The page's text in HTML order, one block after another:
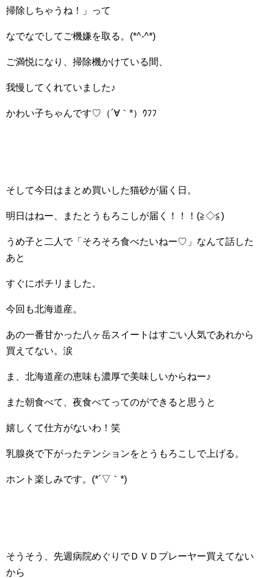
掃除しちゃうね！」って
なでなでしてご機嫌を取る。(*^-^*)
ご満悦になり、掃除機かけている間、
我慢してくれていました♪
かわい子ちゃんです♡（´∀｀*）ｳﾌﾌ
そして今日はまとめ買いした猫砂が届く日。
明日はねー、またとうもろこしが届く！！！(≧◇≦)
うめ子と二人で「そろそろ食べたいねー♡」なんて話した
あと
すぐにポチリました。
今回も北海道産。
あの一番甘かった八ヶ岳スイートはすごい人気であれから
買えてない。涙
ま、北海道産の恵味も濃厚で美味しいからねー♪
また朝食べて、夜食べてってのができると思うと
嬉しくて仕方がないわ！笑
乳腺炎で下がったテンションをとうもろこしで上げる。
ホント楽しみです。(*´▽｀*)
そうそう、先週病院めぐりでＤＶＤプレーヤー買えてない
から